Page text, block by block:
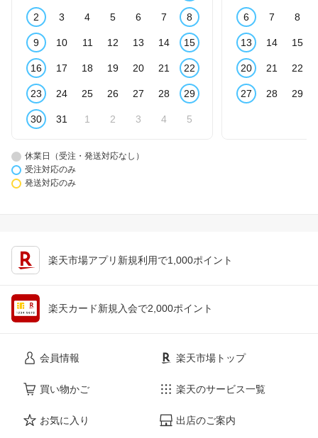
2 3 4 5 6 7 8
9 10 11 12 13 14 15
16 17 18 19 20 21 22
23 24 25 26 27 28 29
30 31 1 2 3 4 5
6 7 8
13 14 15
20 21 22
27 28 29
休業日（受注・発送対応なし）
受注対応のみ
発送対応のみ
楽天市場アプリ新規利用で1,000ポイント
楽天カード新規入会で2,000ポイント
会員情報
買い物かご
お気に入り
楽天市場トップ
楽天のサービス一覧
出店のご案内